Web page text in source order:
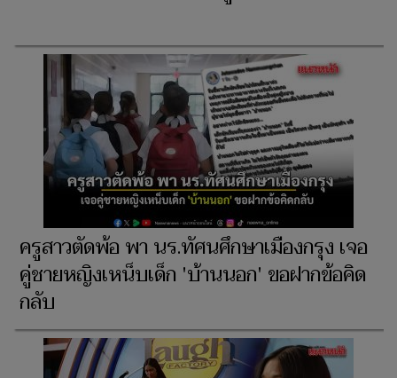
ครูสาวตัดพ้อ พา นร.ทัศนศึกษาเมืองกรุง เจอ
คู่ชายหญิงเหน็บเด็ก 'บ้านนอก' ขอฝากข้อคิด
กลับ